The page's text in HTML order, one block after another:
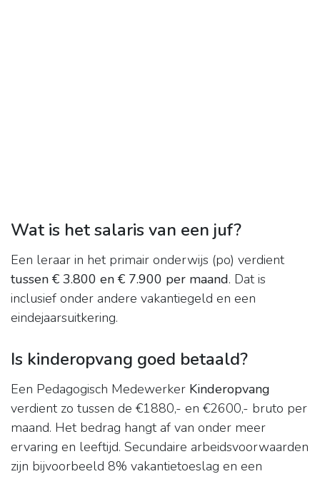
Wat is het salaris van een juf?
Een leraar in het primair onderwijs (po) verdient
tussen € 3.800 en € 7.900 per maand. Dat is
inclusief onder andere vakantiegeld en een
eindejaarsuitkering.
Is kinderopvang goed betaald?
Een Pedagogisch Medewerker Kinderopvang
verdient zo tussen de €1880,- en €2600,- bruto per
maand. Het bedrag hangt af van onder meer
ervaring en leeftijd. Secundaire arbeidsvoorwaarden
zijn bijvoorbeeld 8% vakantietoeslag en een